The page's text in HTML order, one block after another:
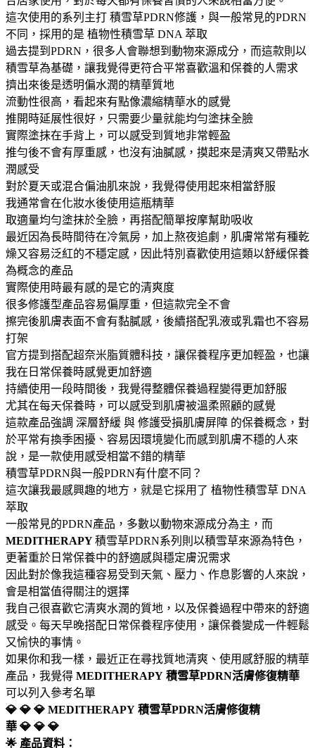
這次使用的系列主打 積雪草PDRN修護，與一般常見的PDRN
不同，採用的是 植物性積雪草 DNA 萃取
過去提到PDRN，很多人會聯想到動物來源成分，而這款則以
積雪草為基礎，讓我覺得更符合平常喜歡溫和保養的人需求
擠出來後是透明偏水潤的精華質地
流動性很高，看起來有點像濃縮精華水的感覺
推開時延展性很好，只需要少量就能均勻塗抹全臉
實際塗抹在手背上，可以感受到質地非常輕盈
推勻後不會有厚重感，也沒有油膩感，摸起來是清爽又帶點水
潤感受
對於夏天或混合偏油肌來說，我覺得使用起來相當舒服
我通常會在化妝水後使用這瓶精華
取適量均勻塗抹於全臉，再搭配簡單按摩幫助吸收
最近因為長時間待在冷氣房，加上熬夜追劇，肌膚常常有種乾
燥又容易泛紅的不穩定感，因此特別喜歡使用這類以舒緩保養
為概念的產品
實際使用時最有感的是它的清爽度
很多修護型產品容易偏厚重，但這款完全不會
擦完後肌膚表面不會有黏膩感，後續搭配乳液或乳霜也不容易
打架
官方提到搭配超奈米脂質體科技，讓保養程序更加輕盈，也讓
我在日常保養時感覺更加舒適
持續使用一段時間後，我覺得整體保養過程變得更加舒服
尤其在每天保養時，可以感受到肌膚被溫柔照顧的感覺
這款產品強調 深層舒緩 與 修護受損肌膚屏障 的保養概念，對
於平常有換季困擾、容易因環境變化而感到肌膚不穩的人來
說，是一款使用感受相當不錯的精華
積雪草PDRN與一般PDRN有什麼不同？
這次讓我最感興趣的地方，就是它採用了 植物性積雪草 DNA
萃取
一般常見的PDRN產品，多數以動物來源成分為主，而
MEDITHERAPY積雪草PDRN系列則以積雪草來源為特色，
更著重於日常保養中的舒適感與穩定膚況需求
因此對於像我這種容易受到天氣、壓力、作息影響的人來說，
會是相當值得關注的選擇
我自己很喜歡它清爽水潤的質地，以及保養過程中帶來的舒適
感受。每天早晚搭配日常保養程序使用，讓保養變成一件輕鬆
又愉快的事情。
如果你和我一樣，最近正在尋找質地清爽、使用感舒服的精華
產品，我覺得 MEDITHERAPY 積雪草PDRN活膚修復精華
可以列入參考名單
💎 💎 💎 MEDITHERAPY 積雪草PDRN活膚修復精
華 💎 💎 💎
🌟 產品資料：